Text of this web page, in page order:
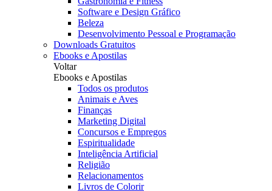
Software e Design Gráfico
Beleza
Desenvolvimento Pessoal e Programação
Downloads Gratuitos
Ebooks e Apostilas
Voltar
Ebooks e Apostilas
Todos os produtos
Animais e Aves
Finanças
Marketing Digital
Concursos e Empregos
Espiritualidade
Inteligência Artificial
Religião
Relacionamentos
Livros de Colorir